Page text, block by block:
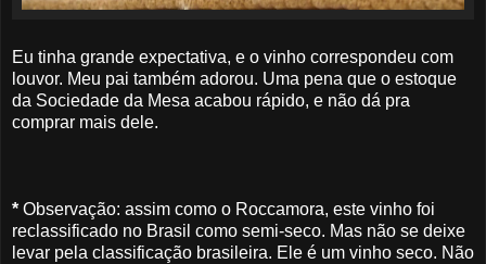
Eu tinha grande expectativa, e o vinho correspondeu com
louvor. Meu pai também adorou. Uma pena que o estoque
da Sociedade da Mesa acabou rápido, e não dá pra
comprar mais dele.
* Observação: assim como o Roccamora, este vinho foi
reclassificado no Brasil como semi-seco. Mas não se deixe
levar pela classificação brasileira. Ele é um vinho seco. Não